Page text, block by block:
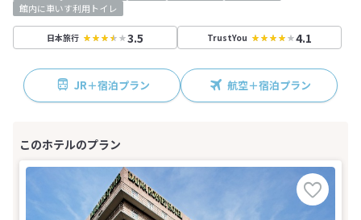
館内に車いす利用トイレ
日本旅行 3.5 TrustYou 4.1
JR＋宿泊プラン 航空＋宿泊プラン